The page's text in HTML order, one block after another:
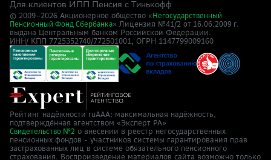
Для клиентов ИПП Пенсия с Тинькофф
© 2009–2026 Акционерное общество « Негосударственный
Пенсионный Фонд Сбербанка» Лицензия №41/2 от 16.06.2009 г.
выдана Центральным банком Российской Федерации.
ИНН/ КПП 7725352740/772501001, ОГРН 1147799009160
Рейтинг надёжности ruAAA: максимальная надёжность,
подтверждённая агентством «Эксперт РА»
Свидетельство №2 о внесении в реестр негосударственных
пенсионных фондов - участников системы гарантирования прав
застрахованных лиц в системе обязательного пенсионного
страхования. Воспроизведение материалов сайта возможно только